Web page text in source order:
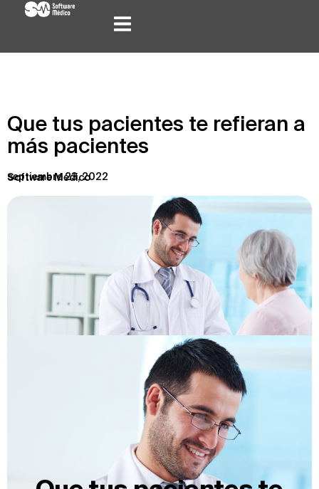
Que tus pacientes te refieran a
más pacientes
septiembre 23, 2022
Software Médico